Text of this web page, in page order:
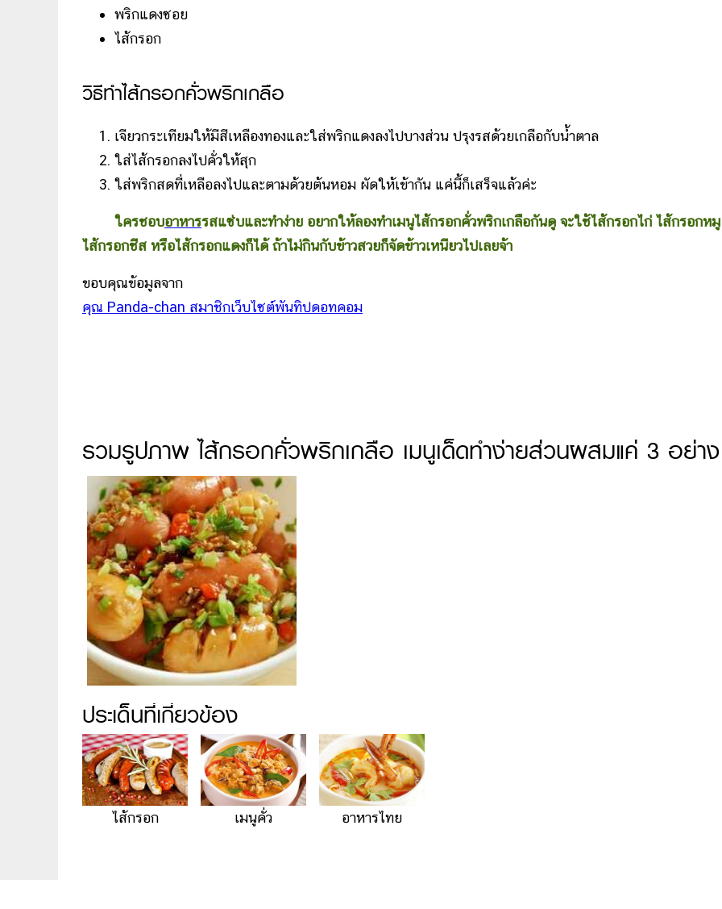
พริกแดงซอย
ไส้กรอก
วิธีทำไส้กรอกคั่วพริกเกลือ
เจียวกระเทียมให้มีสีเหลืองทองและใส่พริกแดงลงไปบางส่วน ปรุงรสด้วยเกลือกับน้ำตาล
ใส่ไส้กรอกลงไปคั่วให้สุก
ใส่พริกสดที่เหลือลงไปและตามด้วยต้นหอม ผัดให้เข้ากัน แค่นี้ก็เสร็จแล้วค่ะ
ใครชอบอาหารรสแซ่บและทำง่าย อยากให้ลองทำเมนูไส้กรอกคั่วพริกเกลือกันดู จะใช้ไส้กรอกไก่ ไส้กรอกหมู
ไส้กรอกชีส หรือไส้กรอกแดงก็ได้ ถ้าไม่กินกับข้าวสวยก็จัดข้าวเหนียวไปเลยจ้า
ขอบคุณข้อมูลจาก
คุณ Panda-chan สมาชิกเว็บไซต์พันทิปดอทคอม
รวมรูปภาพ ไส้กรอกคั่วพริกเกลือ เมนูเด็ดทำง่ายส่วนผสมแค่ 3 อย่าง
ประเด็นที่เกี่ยวข้อง
ไส้กรอก เมนูคั่ว อาหารไทย